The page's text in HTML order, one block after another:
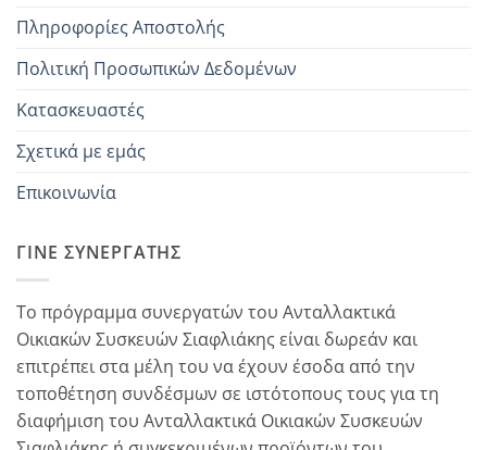
Πληροφορίες Αποστολής
Πολιτική Προσωπικών Δεδομένων
Κατασκευαστές
Σχετικά με εμάς
Επικοινωνία
ΓΊΝΕ ΣΥΝΕΡΓΆΤΗΣ
Το πρόγραμμα συνεργατών του Ανταλλακτικά
Οικιακών Συσκευών Σιαφλιάκης είναι δωρεάν και
επιτρέπει στα μέλη του να έχουν έσοδα από την
τοποθέτηση συνδέσμων σε ιστότοπους τους για τη
διαφήμιση του Ανταλλακτικά Οικιακών Συσκευών